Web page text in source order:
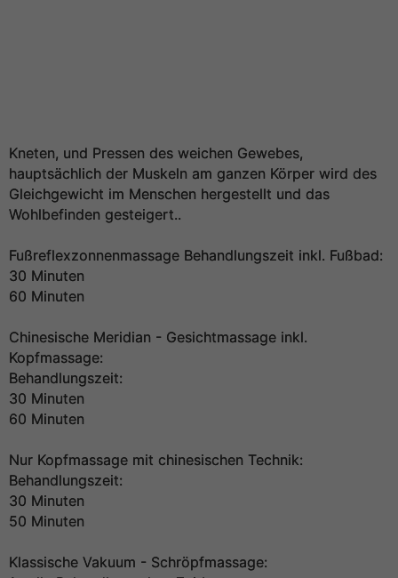
Kneten, und Pressen des weichen Gewebes,
hauptsächlich der Muskeln am ganzen Körper wird des
Gleichgewicht im Menschen hergestellt und das
Wohlbefinden gesteigert..
Fußreflexzonnenmassage Behandlungszeit inkl. Fußbad:
30 Minuten
60 Minuten
Chinesische Meridian - Gesichtmassage inkl.
Kopfmassage:
Behandlungszeit:
30 Minuten
60 Minuten
Nur Kopfmassage mit chinesischen Technik:
Behandlungszeit:
30 Minuten
50 Minuten
Klassische Vakuum - Schröpfmassage: